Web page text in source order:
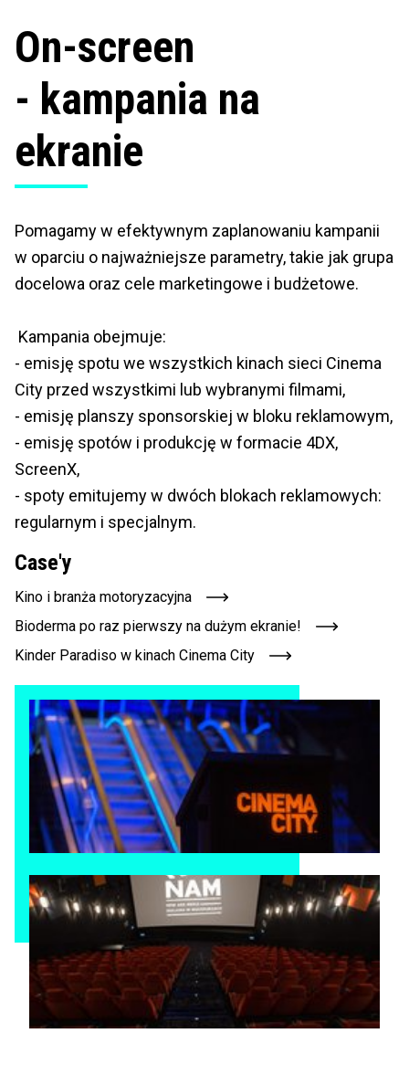
On-screen
- kampania na
ekranie
Pomagamy w efektywnym zaplanowaniu kampanii
w oparciu o najważniejsze parametry, takie jak grupa
docelowa oraz cele marketingowe i budżetowe.
Kampania obejmuje:
- emisję spotu we wszystkich kinach sieci Cinema
City przed wszystkimi lub wybranymi filmami,
- emisję planszy sponsorskiej w bloku reklamowym,
- emisję spotów i produkcję w formacie 4DX,
ScreenX,
- spoty emitujemy w dwóch blokach reklamowych:
regularnym i specjalnym.
Case'y
Kino i branża motoryzacyjna
Bioderma po raz pierwszy na dużym ekranie!
Kinder Paradiso w kinach Cinema City